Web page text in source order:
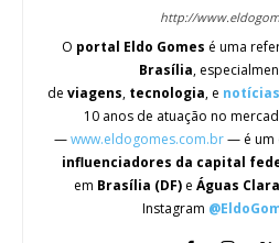
http://
O portal Eldo Gomes é uma
Brasília,
de viagens, tecnologia, e notícias
10 anos de atuação no
—www.eldogomes.com.br— é um
influenciadores da capital
em Brasília (DF)e Águas
Instagram